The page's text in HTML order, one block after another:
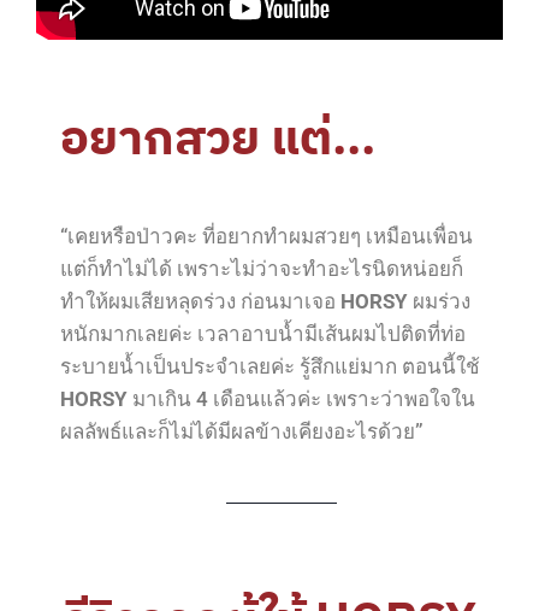
อยากสวย แต่...
“เคยหรือป่าวคะ ที่อยากทำผมสวยๆ เหมือนเพื่อน
แต่ก็ทำไม่ได้ เพราะไม่ว่าจะทำอะไรนิดหน่อยก็
ทำให้ผมเสียหลุดร่วง ก่อนมาเจอ HORSY ผมร่วง
หนักมากเลยค่ะ เวลาอาบน้ำมีเส้นผมไปติดที่ท่อ
ระบายน้ำเป็นประจำเลยค่ะ รู้สึกแย่มาก ตอนนี้ใช้
HORSY มาเกิน 4 เดือนแล้วค่ะ เพราะว่าพอใจใน
ผลลัพธ์และก็ไม่ได้มีผลข้างเคียงอะไรด้วย”